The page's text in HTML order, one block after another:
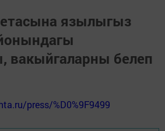
язылыгыз
вакыйгаларны белеп
press/%D0%9F9499